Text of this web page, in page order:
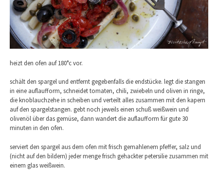
heizt den ofen auf 180°c vor.
schält den spargel und entfernt gegebenfalls die endstücke. legt die stangen
in eine auflaufform, schneidet tomaten, chili, zwiebeln und oliven in ringe,
die knoblauchzehe in scheiben und verteilt alles zusammen mit den kapern
auf den spargelstangen. gebt noch jeweils einen schuß weißwein und
olivenöl über das gemüse, dann wandert die auflaufform für gute 30
minuten in den ofen.
serviert den spargel aus dem ofen mit frisch gemahlenem pfeffer, salz und
(nicht auf den bildern) jeder menge frisch gehackter petersilie zusammen mit
einem glas weißwein.